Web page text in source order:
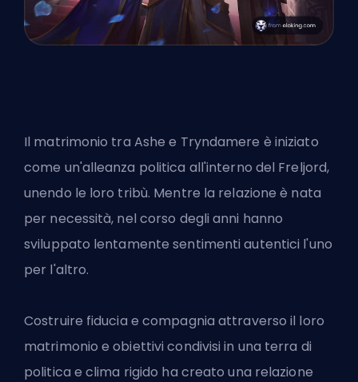
Il matrimonio tra Ashe e Tryndamere è iniziato
come un'alleanza politica all'interno del Freljord,
unendo le loro tribù. Mentre la relazione è nata
per necessità, nel corso degli anni hanno
sviluppato lentamente sentimenti autentici l'uno
per l'altro.
Costruire fiducia e compagnia attraverso il loro
matrimonio e obiettivi condivisi in una terra di
politica e clima rigido ha creato una relazione